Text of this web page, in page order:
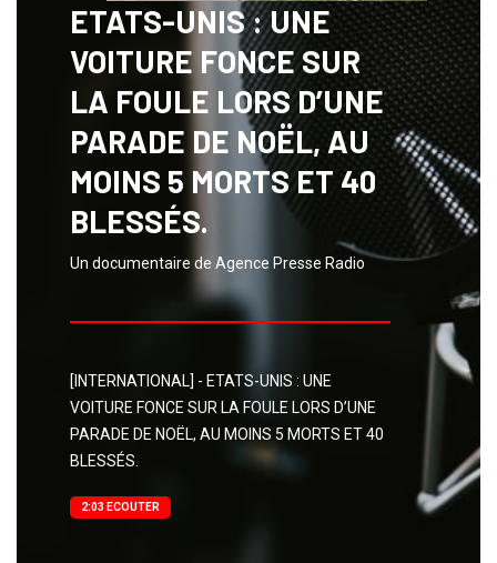
ETATS-UNIS : UNE
VOITURE FONCE SUR
LA FOULE LORS D’UNE
PARADE DE NOËL, AU
MOINS 5 MORTS ET 40
BLESSÉS.
Un documentaire de Agence Presse Radio
[INTERNATIONAL] - ETATS-UNIS : UNE
VOITURE FONCE SUR LA FOULE LORS D’UNE
PARADE DE NOËL, AU MOINS 5 MORTS ET 40
BLESSÉS.
2:03 ECOUTER